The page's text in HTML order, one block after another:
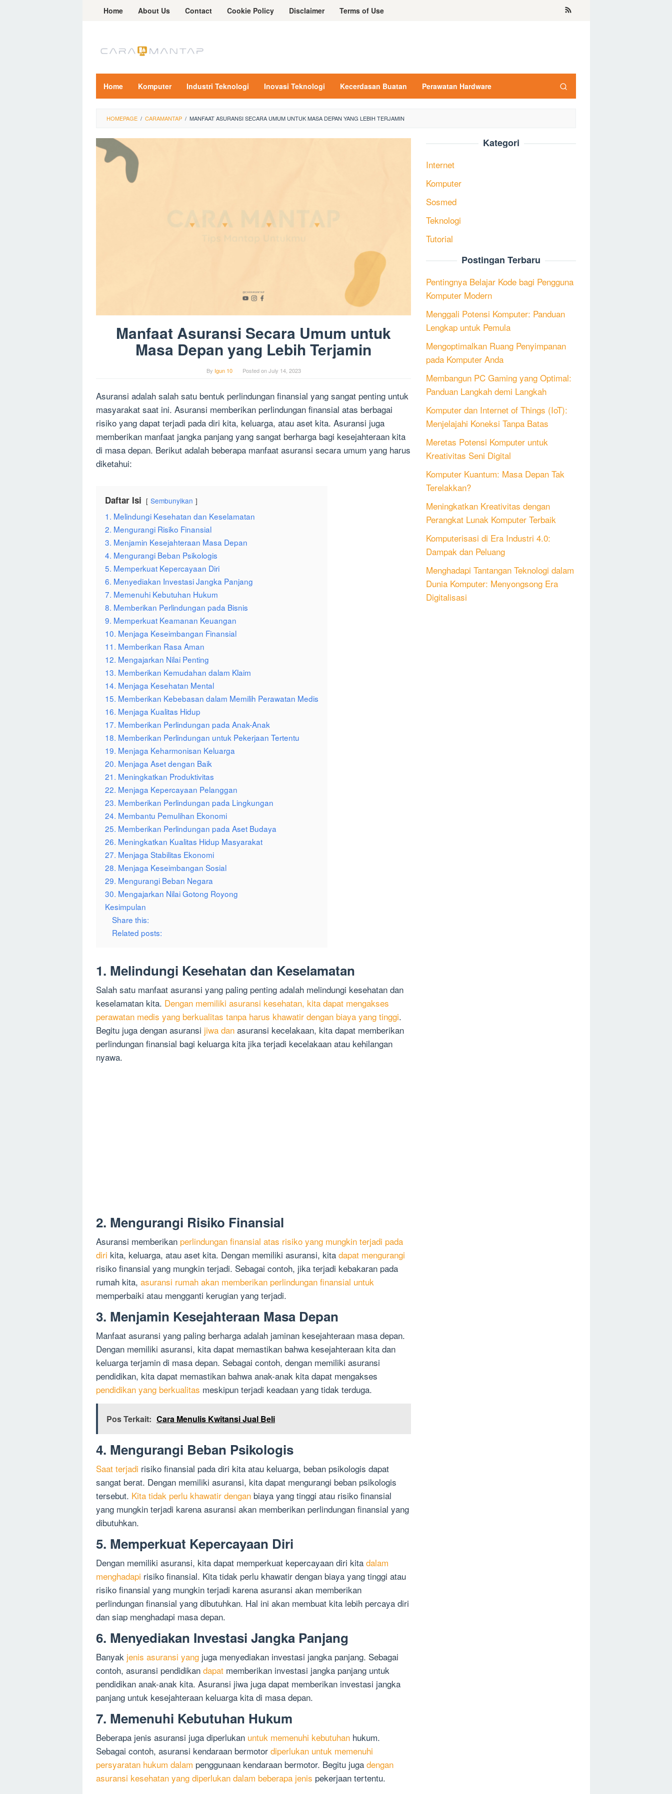
Home About Us Contact Cookie Policy Disclaimer Terms of Use
Home Komputer Industri Teknologi Inovasi Teknologi Kecerdasan Buatan Perawatan Hardware
HOMEPAGE / CARAMANTAP / MANFAAT ASURANSI SECARA UMUM UNTUK MASA DEPAN YANG LEBIH TERJAMIN
Manfaat Asuransi Secara Umum untuk
Masa Depan yang Lebih Terjamin
By Igun 10 Posted onJuly 14, 2023
Asuransi adalah salah satu bentuk perlindungan finansial yang sangat penting untuk
masyarakat saat ini. Asuransi memberikan perlindungan finansial atas berbagai
risiko yang dapat terjadi pada diri kita, keluarga, atau aset kita. Asuransi juga
memberikan manfaat jangka panjang yang sangat berharga bagi kesejahteraan kita
di masa depan. Berikut adalah beberapa manfaat asuransi secara umum yang harus
diketahui:
Daftar Isi Sembunyikan
1. Melindungi Kesehatan dan Keselamatan
2. Mengurangi Risiko Finansial
3. Menjamin Kesejahteraan Masa Depan
4. Mengurangi Beban Psikologis
5. Memperkuat Kepercayaan Diri
6. Menyediakan Investasi Jangka Panjang
7. Memenuhi Kebutuhan Hukum
8. Memberikan Perlindungan pada Bisnis
9. Memperkuat Keamanan Keuangan
10. Menjaga Keseimbangan Finansial
11. Memberikan Rasa Aman
12. Mengajarkan Nilai Penting
13. Memberikan Kemudahan dalam Klaim
14. Menjaga Kesehatan Mental
15. Memberikan Kebebasan dalam Memilih Perawatan Medis
16. Menjaga Kualitas Hidup
17. Memberikan Perlindungan pada Anak-Anak
18. Memberikan Perlindungan untuk Pekerjaan Tertentu
19. Menjaga Keharmonisan Keluarga
20. Menjaga Aset dengan Baik
21. Meningkatkan Produktivitas
22. Menjaga Kepercayaan Pelanggan
23. Memberikan Perlindungan pada Lingkungan
24. Membantu Pemulihan Ekonomi
25. Memberikan Perlindungan pada Aset Budaya
26. Meningkatkan Kualitas Hidup Masyarakat
27. Menjaga Stabilitas Ekonomi
28. Menjaga Keseimbangan Sosial
29. Mengurangi Beban Negara
30. Mengajarkan Nilai Gotong Royong
Kesimpulan
Share this:
Related posts:
1. Melindungi Kesehatan dan Keselamatan
Salah satu manfaat asuransi yang paling penting adalah melindungi kesehatan dan
keselamatan kita. Dengan memiliki asuransi kesehatan, kita dapat mengakses
perawatan medis yang berkualitas tanpa harus khawatir dengan biaya yang tinggi.
Begitu juga dengan asuransi jiwa dan asuransi kecelakaan, kita dapat memberikan
perlindungan finansial bagi keluarga kita jika terjadi kecelakaan atau kehilangan
nyawa.
2. Mengurangi Risiko Finansial
Asuransi memberikan perlindungan finansial atas risiko yang mungkin terjadi pada
diri kita, keluarga, atau aset kita. Dengan memiliki asuransi, kita dapat mengurangi
risiko finansial yang mungkin terjadi. Sebagai contoh, jika terjadi kebakaran pada
rumah kita, asuransi rumah akan memberikan perlindungan finansial untuk
memperbaiki atau mengganti kerugian yang terjadi.
3. Menjamin Kesejahteraan Masa Depan
Manfaat asuransi yang paling berharga adalah jaminan kesejahteraan masa depan.
Dengan memiliki asuransi, kita dapat memastikan bahwa kesejahteraan kita dan
keluarga terjamin di masa depan. Sebagai contoh, dengan memiliki asuransi
pendidikan, kita dapat memastikan bahwa anak-anak kita dapat mengakses
pendidikan yang berkualitas meskipun terjadi keadaan yang tidak terduga.
Pos Terkait: Cara Menulis Kwitansi Jual Beli
4. Mengurangi Beban Psikologis
Saat terjadi risiko finansial pada diri kita atau keluarga, beban psikologis dapat
sangat berat. Dengan memiliki asuransi, kita dapat mengurangi beban psikologis
tersebut. Kita tidak perlu khawatir dengan biaya yang tinggi atau risiko finansial
yang mungkin terjadi karena asuransi akan memberikan perlindungan finansial yang
dibutuhkan.
5. Memperkuat Kepercayaan Diri
Dengan memiliki asuransi, kita dapat memperkuat kepercayaan diri kita dalam
menghadapi risiko finansial. Kita tidak perlu khawatir dengan biaya yang tinggi atau
risiko finansial yang mungkin terjadi karena asuransi akan memberikan
perlindungan finansial yang dibutuhkan. Hal ini akan membuat kita lebih percaya diri
dan siap menghadapi masa depan.
6. Menyediakan Investasi Jangka Panjang
Banyak jenis asuransi yang juga menyediakan investasi jangka panjang. Sebagai
contoh, asuransi pendidikan dapat memberikan investasi jangka panjang untuk
pendidikan anak-anak kita. Asuransi jiwa juga dapat memberikan investasi jangka
panjang untuk kesejahteraan keluarga kita di masa depan.
7. Memenuhi Kebutuhan Hukum
Beberapa jenis asuransi juga diperlukan untuk memenuhi kebutuhan hukum.
Sebagai contoh, asuransi kendaraan bermotor diperlukan untuk memenuhi
persyaratan hukum dalam penggunaan kendaraan bermotor. Begitu juga dengan
asuransi kesehatan yang diperlukan dalam beberapa jenis pekerjaan tertentu.
Kategori
Internet
Komputer
Sosmed
Teknologi
Tutorial
Postingan Terbaru
Pentingnya Belajar Kode bagi Pengguna
Komputer Modern
Menggali Potensi Komputer: Panduan
Lengkap untuk Pemula
Mengoptimalkan Ruang Penyimpanan
pada Komputer Anda
Membangun PC Gaming yang Optimal:
Panduan Langkah demi Langkah
Komputer dan Internet of Things (IoT):
Menjelajahi Koneksi Tanpa Batas
Meretas Potensi Komputer untuk
Kreativitas Seni Digital
Komputer Kuantum: Masa Depan Tak
Terelakkan?
Meningkatkan Kreativitas dengan
Perangkat Lunak Komputer Terbaik
Komputerisasi di Era Industri 4.0:
Dampak dan Peluang
Menghadapi Tantangan Teknologi dalam
Dunia Komputer: Menyongsong Era
Digitalisasi